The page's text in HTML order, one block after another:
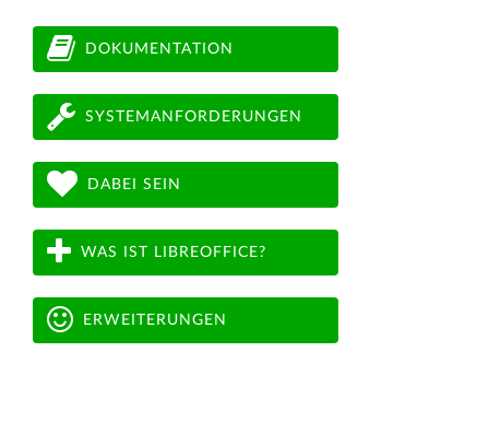
DOKUMENTATION
SYSTEMANFORDERUNGEN
DABEI SEIN
WAS IST LIBREOFFICE?
ERWEITERUNGEN